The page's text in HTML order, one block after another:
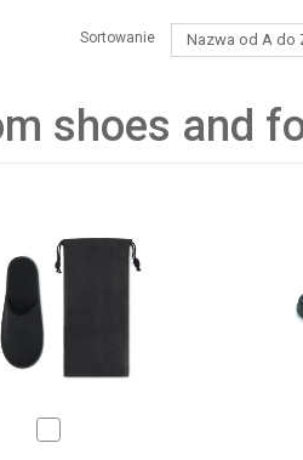
Sortowanie Nazwa od A do
shoes and